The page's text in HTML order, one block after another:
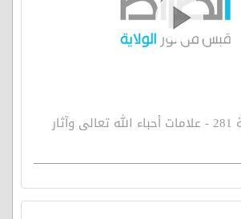
مصباح الهداية 281 - علامات أحباء الله تعالى وآثار